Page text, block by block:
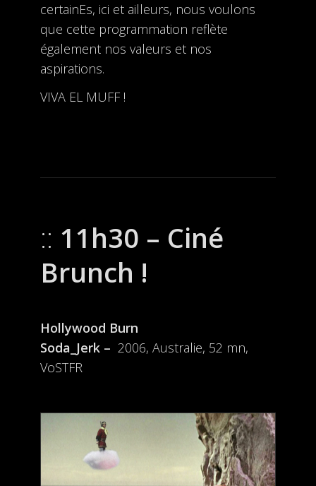
certainEs, ici et ailleurs, nous voulons
que cette programmation reflète
également nos valeurs et nos
aspirations.
VIVA EL MUFF !
11h30 – Ciné
Brunch !
Hollywood Burn
Soda_Jerk – 2006, Australie, 52 mn,
VoSTFR